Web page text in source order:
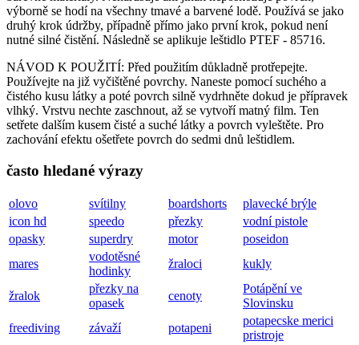
výborně se hodí na všechny tmavé a barvené lodě. Používá se jako
druhý krok údržby, případně přímo jako první krok, pokud není
nutné silné čistění. Následně se aplikuje leštidlo PTEF - 85716.
NÁVOD K POUŽITÍ: Před použitím důkladně protřepejte.
Používejte na již vyčištěné povrchy. Naneste pomocí suchého a
čistého kusu látky a poté povrch silně vydrhněte dokud je přípravek
vlhký. Vrstvu nechte zaschnout, až se vytvoří matný film. Ten
setřete dalším kusem čisté a suché látky a povrch vyleštěte. Pro
zachování efektu ošetřete povrch do sedmi dnů leštidlem.
často hledané výrazy
olovo svítilny boardshorts
plavecké brýle
icon hd
speedo přezky
vodní pistole
opasky
superdry motor
poseidon
mares
vodotěsné
hodinky
žraloci kukly
žralok
přezky na
opasek
cenoty
Potápění ve
Slovinsku
freediving
závaží potapeni
potapecske merici
pristroje